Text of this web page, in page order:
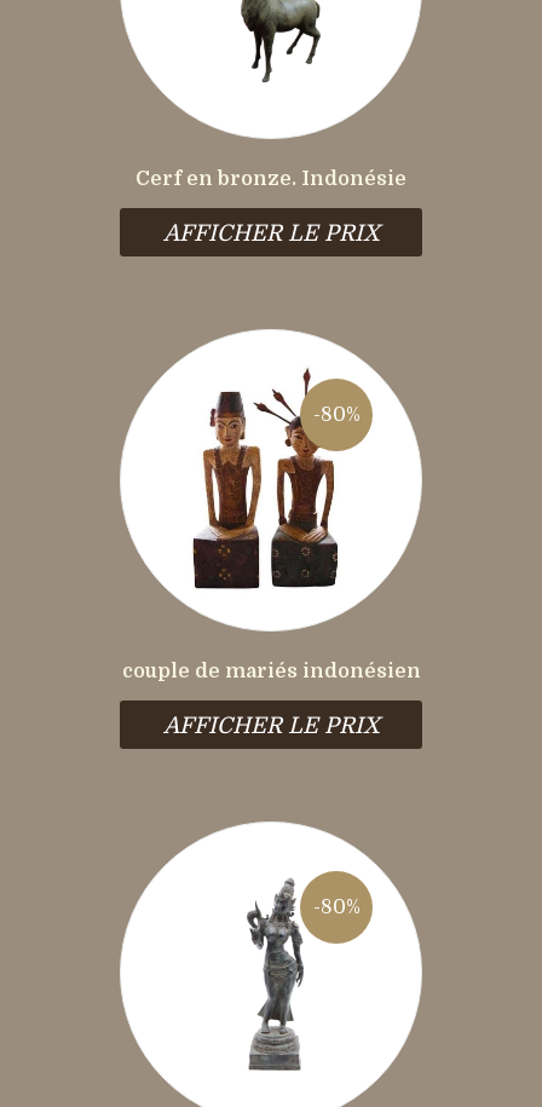
Cerf en bronze. Indonésie
AFFICHER LE PRIX
-80%
couple de mariés indonésien
AFFICHER LE PRIX
-80%